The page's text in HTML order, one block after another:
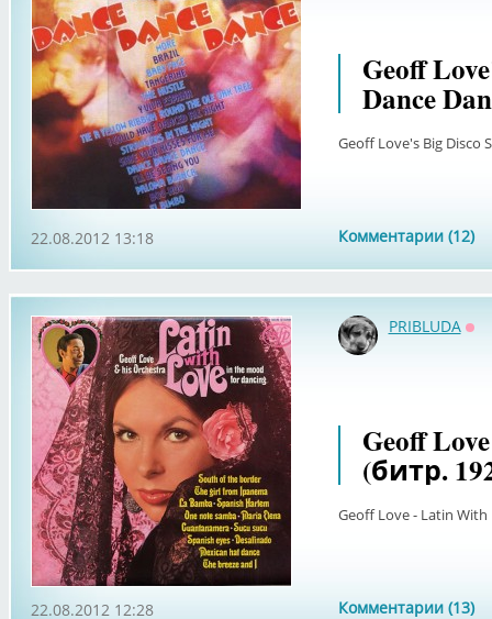
Geoff
Dance
Geoff Love's Big Disco
Комментарии (12)
22.08.2012 13:18
PRIBLUDA
Geoff
(битр.
Geoff Love - Latin With
Комментарии (13)
22.08.2012 12:28